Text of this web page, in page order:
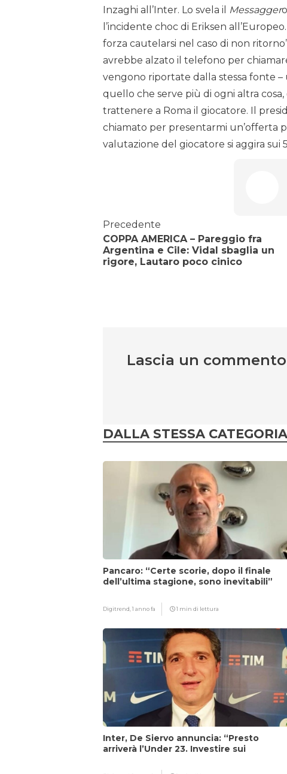
Inzaghi all’Inter. Lo svela il
Messagger
l’incidente choc di Eriksen
forza cautelarsi nel caso di non
avrebbe alzato il telefono per
vengono riportate dalla stessa fonte
quello che serve più di ogni altra
trattenere a Roma il giocatore. Il
chiamato per presentarmi un’offerta
valutazione del giocatore si aggira
Precedente
COPPA AMERICA – Pareggio fra
Argentina e Cile: Vidal sbaglia un
rigore, Lautaro poco cinico
Lascia un commento
DALLA STESSA CATEGORIA
Pancaro: “Certe scorie, dopo il finale
dell’ultima stagione, sono inevitabili”
Digitrend,1 anno fa 1 min di lettura
Inter, De Siervo annuncia: “Presto
arriverà l’Under 23. Investire sui